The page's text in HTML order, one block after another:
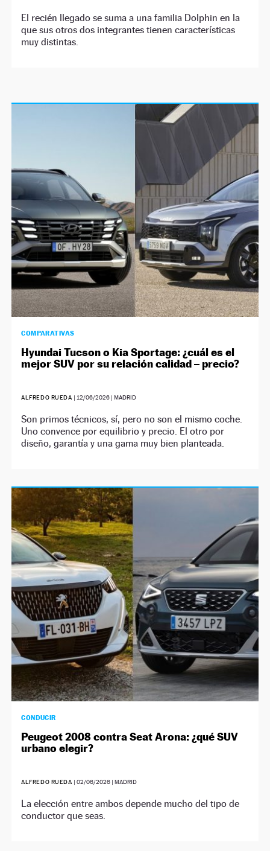
El recién llegado se suma a una familia Dolphin en la
que sus otros dos integrantes tienen características
muy distintas.
COMPARATIVAS
Hyundai Tucson o Kia Sportage: ¿cuál es el
mejor SUV por su relación calidad – precio?
ALFREDO RUEDA | 12/06/2026| MADRID
Son primos técnicos, sí, pero no son el mismo coche.
Uno convence por equilibrio y precio. El otro por
diseño, garantía y una gama muy bien planteada.
CONDUCIR
Peugeot 2008 contra Seat Arona: ¿qué SUV
urbano elegir?
ALFREDO RUEDA | 02/06/2026| MADRID
La elección entre ambos depende mucho del tipo de
conductor que seas.